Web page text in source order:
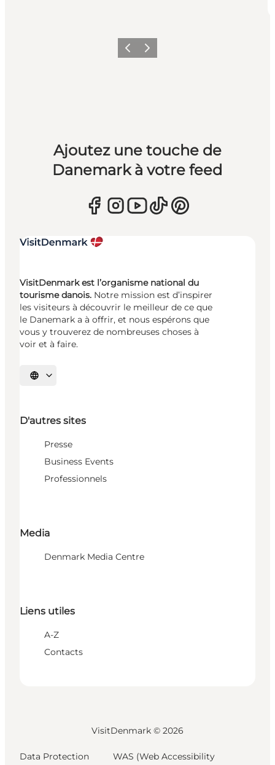
PrécédentSuivant
Ajoutez une touche de
Danemark à votre feed
VisitDenmark est l’organisme national du
tourisme danois. Notre mission est d’inspirer
les visiteurs à découvrir le meilleur de ce que
le Danemark a à offrir, et nous espérons que
vous y trouverez de nombreuses choses à
voir et à faire.
Choisissez la langue
D'autres sites
Presse
Business Events
Professionnels
Media
Denmark Media Centre
Liens utiles
A-Z
Contacts
VisitDenmark © 2026
Data Protection
WAS (Web Accessibility